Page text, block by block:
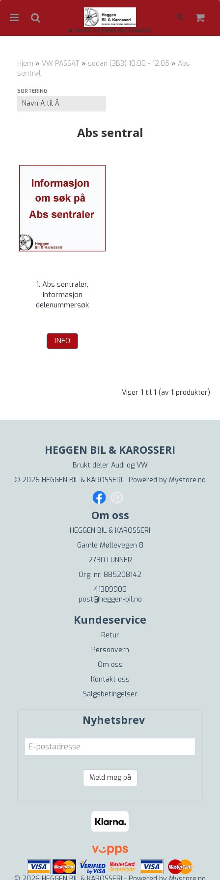
0,-
TRYGG OG ENKEL NETTHANDEL!
Hjem » VW PASSAT » sedan (3B3) 10.00 - 12.05 » Abs
sentral
SORTERING
Abs sentral
1. Abs sentraler,
Informasjon
delenummersøk
INFO
Viser 1 til 1 (av 1 produkter)
HEGGEN BIL & KAROSSERI
Brukt deler Audi og VW
© 2026 HEGGEN BIL & KAROSSERI - Powered by Mystore.no
Om oss
HEGGEN BIL & KAROSSERI
Gamle Møllevegen 8
2730 LUNNER
Org. nr. 885208142
41309900
post@heggen-bil.no
Kundeservice
Retur
Personvern
Om oss
Kontakt oss
Salgsbetingelser
Nyhetsbrev
Meld meg på